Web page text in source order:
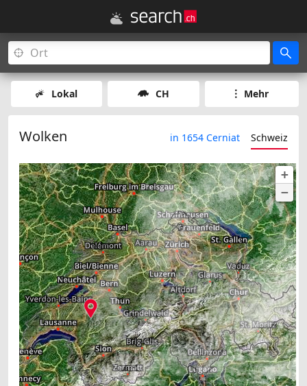
Lokal CH Mehr
Wolken in 1654 Cerniat Schweiz
+
−